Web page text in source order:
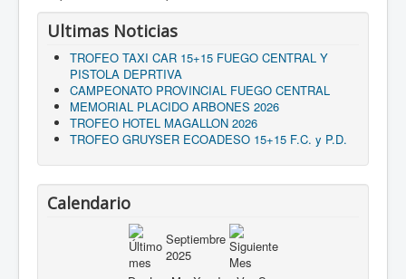
Ultimas Noticias
TROFEO TAXI CAR 15+15 FUEGO CENTRAL Y
PISTOLA DEPRTIVA
CAMPEONATO PROVINCIAL FUEGO CENTRAL
MEMORIAL PLACIDO ARBONES 2026
TROFEO HOTEL MAGALLON 2026
TROFEO GRUYSER ECOADESO 15+15 F.C. y P.D.
Calendario
Septiembre
2025